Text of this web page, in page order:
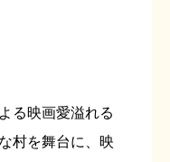
る映画愛溢れる
村を舞台に、映